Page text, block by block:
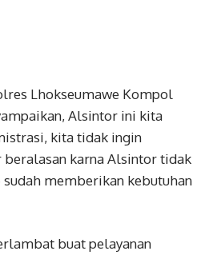
Lhokseumawe Kompol
Alsintor ini kita
kita tidak ingin
beralasan karna Alsintor tidak
memberikan kebutuhan
buat pelayanan